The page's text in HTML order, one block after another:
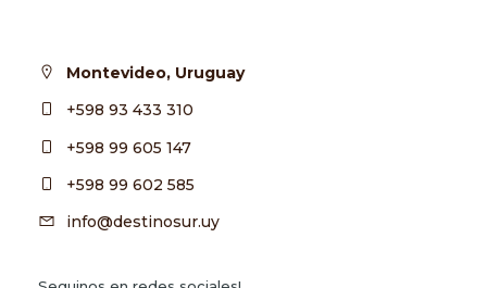
Montevideo, Uruguay
+598 93 433 310
+598 99 605 147
+598 99 602 585
info@destinosur.uy